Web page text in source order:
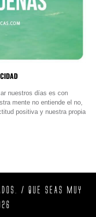
nuestros días es con
mente no entiende el no,
positiva y nuestra propia
/ QUE SEAS MUY